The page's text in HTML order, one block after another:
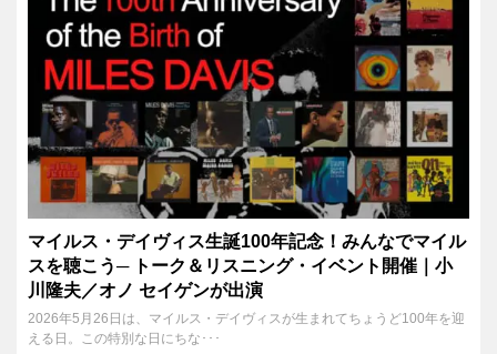
マイルス・デイヴィス生誕100年記念！みんなでマイル
スを聴こう─ トーク＆リスニング・イベント開催｜小
川隆夫／オノ セイゲンが出演
2026年5月26日は、マイルス・デイヴィスが生まれてちょうど100年を迎
える日。この特別な日にちな･･･